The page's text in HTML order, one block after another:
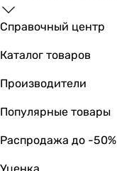
Справочный центр
Каталог товаров
Производители
Популярные товары
Распродажа до -50%